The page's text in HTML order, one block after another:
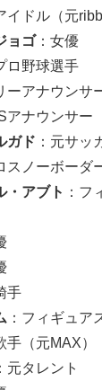
イドル（元
ョゴ：女優
ロ野球選手
ーアナウンサ
アナウンサー
ガド ：元サッ
スノーボーダ
・アブト ：フ
手
：フィギュア
手（元MAX）
：元タレント